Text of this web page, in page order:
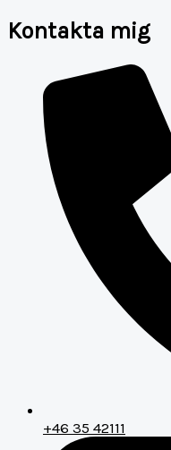
Kontakta mig
+46 35 42111